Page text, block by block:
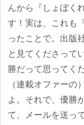
んから『しょぼく
す！実は、これも
ったことで。出版
と見てくださって
勝だって思ってく
（連載オファー
よ。それで、優勝
て、メールを送っ